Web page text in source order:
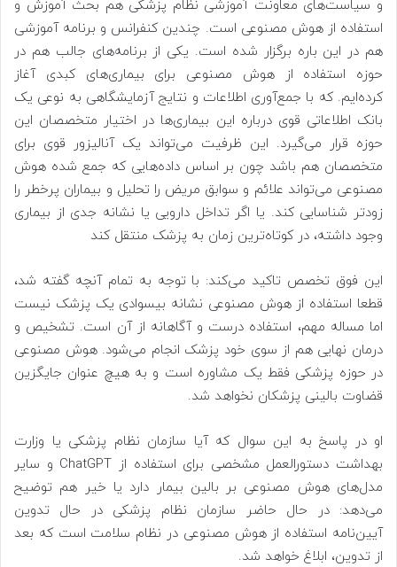
و سیاست‌های معاونت آموزشی نظام پزشکی هم بحث آموزش و
استفاده از هوش مصنوعی است. چندین کنفرانس و برنامه آموزشی
هم در این باره برگزار شده است. یکی از برنامه‌های جالب هم در
حوزه استفاده از هوش مصنوعی برای بیماری‌های کبدی آغاز
کرده‌ایم. که با جمع‌آوری اطلاعات و نتایج آزمایشگاهی به نوعی یک
بانک اطلاعاتی قوی درباره این بیماری‌ها در اختیار متخصصان این
حوزه قرار می‌گیرد. این ظرفیت می‌تواند یک آنالیزور قوی برای
متخصصان هم باشد چون بر اساس داده‌هایی که جمع شده هوش
مصنوعی می‌تواند علائم و سوابق مریض را تحلیل و بیماران پرخطر را
زودتر شناسایی کند. یا اگر تداخل دارویی یا نشانه جدی از بیماری
وجود داشته، در کوتاه‌ترین زمان به پزشک منتقل کند
این فوق تخصص تاکید می‌کند: با توجه به تمام آنچه گفته شد،
قطعا استفاده از هوش مصنوعی نشانه بیسوادی یک پزشک نیست
اما مساله مهم، استفاده درست و آگاهانه از آن است. تشخیص و
درمان نهایی هم از سوی خود پزشک انجام می‌شود. هوش مصنوعی
در حوزه پزشکی فقط یک مشاوره است و به هیچ عنوان جایگزین
قضاوت بالینی پزشکان نخواهد شد.
او در پاسخ به این سوال که آیا سازمان نظام پزشکی یا وزارت
بهداشت دستورالعمل مشخصی برای استفاده از ChatGPT و سایر
مدل‌های هوش مصنوعی بر بالین بیمار دارد یا خیر هم توضیح
می‌دهد: در حال حاضر سازمان نظام پزشکی در حال تدوین
آیین‌نامه استفاده از هوش مصنوعی در نظام سلامت است که بعد
از تدوین، ابلاغ خواهد شد.